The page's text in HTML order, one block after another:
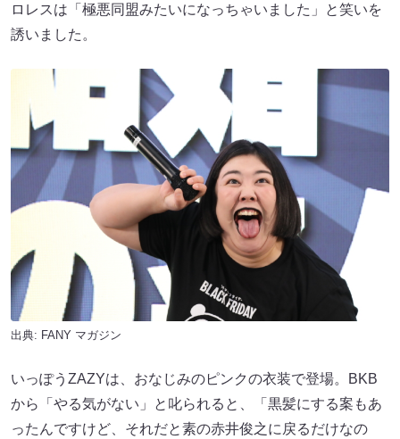
ロレスは「極悪同盟みたいになっちゃいました」と笑いを
誘いました。
出典: FANY マガジン
いっぽうZAZYは、おなじみのピンクの衣装で登場。BKB
から「やる気がない」と叱られると、「黒髪にする案もあ
ったんですけど、それだと素の赤井俊之に戻るだけなの